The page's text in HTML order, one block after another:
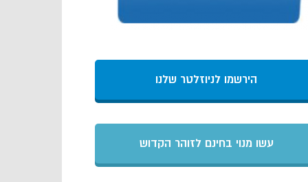
הירשמו לניוזלטר שלנו
עשו מנוי בחינם לזוהר הקדוש